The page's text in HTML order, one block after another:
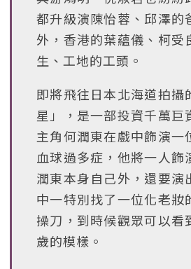
都升級演陳怡蓉、邱澤的
外，香港的葉蘊儀、柯受
生、工地的工頭。
即將飛往日本北海道拍攝
星」，是一部投資千萬巨
主角何潤東在戲中飾演一
血球過多症，他將一人飾
潤東本身自己外，還要演
中一特別找了一位化老妝
操刀，到時候觀眾可以看
歲的模樣。